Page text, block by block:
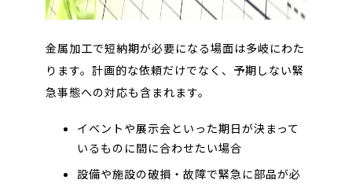
金属加工で短納期が必要になる場面は多岐にわた
ります。計画的な依頼だけでなく、予期しない緊
急事態への対応も含まれます。
イベントや展示会といった期日が決まって
いるものに間に合わせたい場合
設備や施設の破損・故障で緊急に部品が必